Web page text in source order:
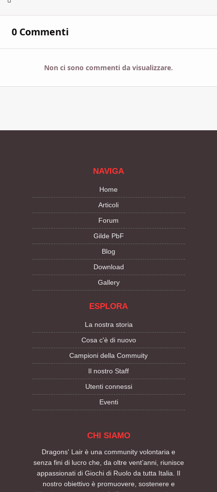
0 Commenti
Non ci sono commenti da visualizzare.
NAVIGA
Home
Articoli
Forum
Gilde PbF
Blog
Download
Gallery
ESPLORA
La nostra storia
Cosa c'è di nuovo
Campioni della Commuity
Il nostro Staff
Utenti connessi
Eventi
CHI SIAMO
Dragons' Lair è una community volontaria e
senza fini di lucro che, da oltre vent’anni, riunisce
appassionati di Giochi di Ruolo da tutta Italia. Il
nostro obiettivo è promuovere, sostenere e